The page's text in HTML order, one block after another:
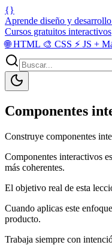
{}
Aprende diseño y
Cursos gratuitos interactivos
🌐HTML 🎨 CSS ⚡ JS +
Componentes
Construye componentes
Componentes interactivos
más coherentes.
El objetivo real de esta
Cuando aplicas este
producto.
Trabaja siempre con